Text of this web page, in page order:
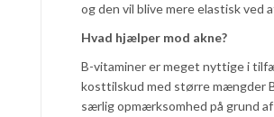
og den vil blive mere elastisk ved
Hvad hjælper mod akne?
B-vitaminer er meget nyttige i
kosttilskud med større mængder
særlig opmærksomhed på grund